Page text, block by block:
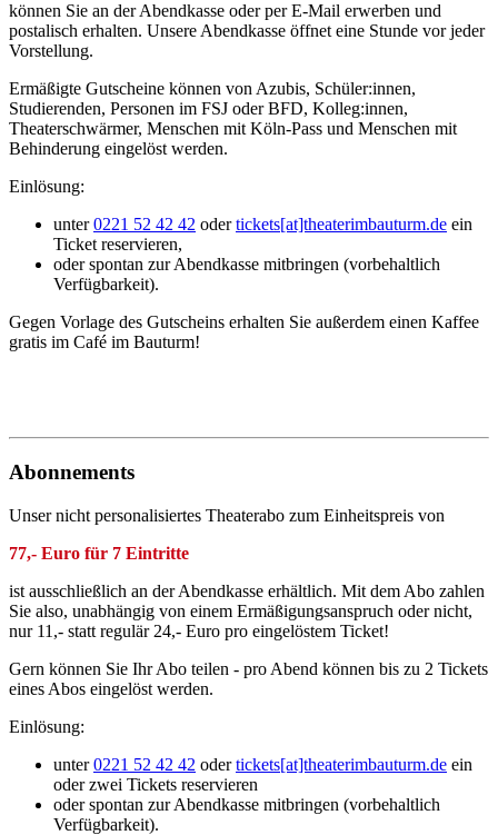
können Sie an der Abendkasse oder per E-Mail erwerben und
postalisch erhalten. Unsere Abendkasse öffnet eine Stunde vor jeder
Vorstellung.
Ermäßigte Gutscheine können von Azubis, Schüler:innen,
Studierenden, Personen im FSJ oder BFD, Kolleg:innen,
Theaterschwärmer, Menschen mit Köln-Pass und Menschen mit
Behinderung eingelöst werden.
Einlösung:
unter0221 52 42 42 odertickets[at]theaterimbauturm.de ein
Ticket reservieren,
oder spontan zur Abendkasse mitbringen (vorbehaltlich
Verfügbarkeit).
Gegen Vorlage des Gutscheins erhalten Sie außerdem einen Kaffee
gratis im Café im Bauturm!
Abonnements
Unser nicht personalisiertes Theaterabo zum Einheitspreis von
77,- Euro für 7 Eintritte
ist ausschließlich an der Abendkasse erhältlich. Mit dem Abo zahlen
Sie also, unabhängig von einem Ermäßigungsanspruch oder nicht,
nur 11,- statt regulär 24,- Euro pro eingelöstem Ticket!
Gern können Sie Ihr Abo teilen - pro Abend können bis zu 2 Tickets
eines Abos eingelöst werden.
Einlösung:
unter0221 52 42 42 odertickets[at]theaterimbauturm.de ein
oder zwei Tickets reservieren
oder spontan zur Abendkasse mitbringen (vorbehaltlich
Verfügbarkeit).